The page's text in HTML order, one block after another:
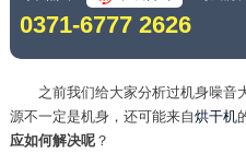
0371-6777 2626
之前我们给大家分析过机身噪音
源不一定是机身，还可能来自烘干机
应如何解决呢？